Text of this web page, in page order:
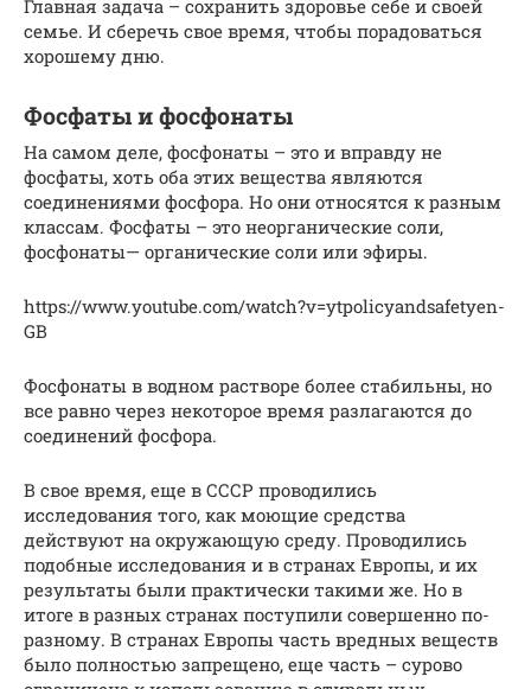
Главная задача – сохранить здоровье себе и своей
семье. И сберечь свое время, чтобы порадоваться
хорошему дню.
Фосфаты и фосфонаты
На самом деле, фосфонаты – это и вправду не
фосфаты, хоть оба этих вещества являются
соединениями фосфора. Но они относятся к разным
классам. Фосфаты – это неорганические соли,
фосфонаты— органические соли или эфиры.
https://www.youtube.com/watch?v=ytpolicyandsafetyen-
GB
Фосфонаты в водном растворе более стабильны, но
все равно через некоторое время разлагаются до
соединений фосфора.
В свое время, еще в СССР проводились
исследования того, как моющие средства
действуют на окружающую среду. Проводились
подобные исследования и в странах Европы, и их
результаты были практически такими же. Но в
итоге в разных странах поступили совершенно по-
разному. В странах Европы часть вредных веществ
было полностью запрещено, еще часть – сурово